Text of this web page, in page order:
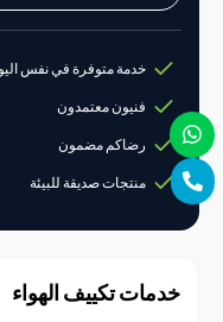
خدمة متوفرة في نفس اليوم
فنيون معتمدون
رضاكم مضمون
منتجات صديقة للبيئة
تكييف الهواء